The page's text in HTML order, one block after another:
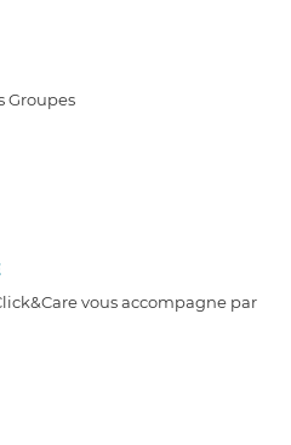
Groupes
vous accompagne par